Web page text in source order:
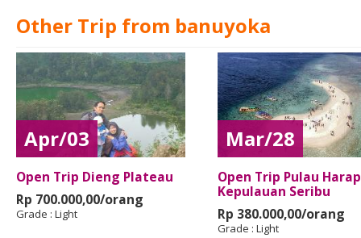
Other Trip from banuyoka
Apr/03
Open Trip Dieng Plateau
Rp 700.000,00/orang
Grade : Light
Mar/28
Open Trip Pulau
Kepulauan Seribu
Rp 380.000,00/orang
Grade : Light